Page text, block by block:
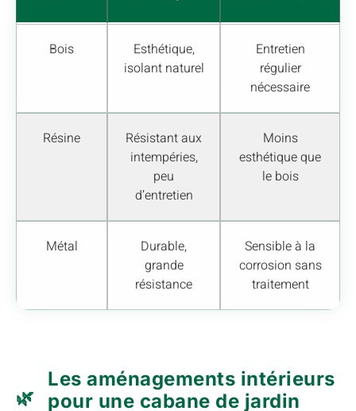
Bois
Esthétique,
isolant naturel
Entretien
régulier
nécessaire
Résine
Résistant aux
intempéries,
peu
d’entretien
Moins
esthétique que
le bois
Métal
Durable,
grande
résistance
Sensible à la
corrosion sans
traitement
Les aménagements intérieurs
pour une cabane de jardin